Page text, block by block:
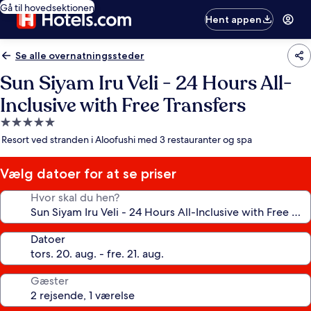
Gå til hovedsektionen
Hent appen
Se alle overnatningssteder
Sun Siyam Iru Veli - 24 Hours All-
Inclusive with Free Transfers
5.0-
stjernet
Resort ved stranden i Aloofushi med 3 restauranter og spa
Vælg datoer for at se priser
Hvor skal du hen?
Datoer
Gæster